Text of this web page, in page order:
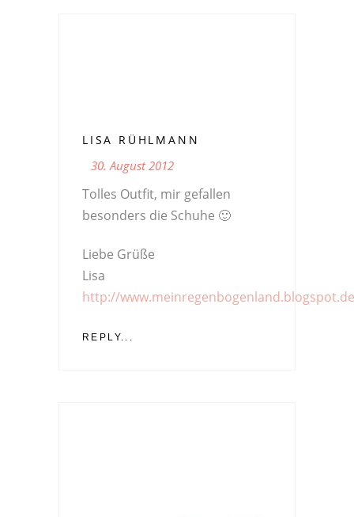
LISA RÜHLMANN
30. August 2012
Tolles Outfit, mir gefallen
besonders die Schuhe 🙂
Liebe Grüße
Lisa
http://www.meinregenbogenland.blogspot.de
REPLY...